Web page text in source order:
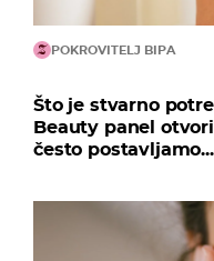
POKROVITELJ BIPA
Što je stvarno
Beauty panel
često postavljamo...